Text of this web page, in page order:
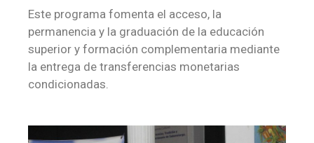
Este programa fomenta el acceso, la
permanencia y la graduación de la educación
superior y formación complementaria mediante
la entrega de transferencias monetarias
condicionadas.